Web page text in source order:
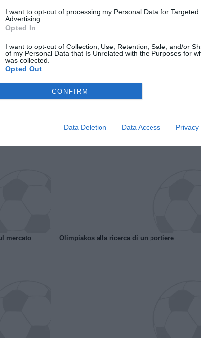
I want to opt-out of processing my Personal Data for Targeted
Advertising.
Opted In
I want to opt-out of Collection, Use, Retention, Sale, and/or
of my Personal Data that Is Unrelated with the Purposes for
was collected.
Opted Out
CONFIRM
Data Deletion Data Access Privacy
mercato Olimpiakos alla ricerca di un portiere